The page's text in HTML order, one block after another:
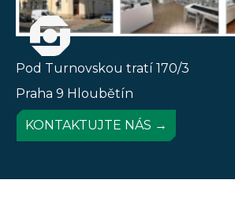
Pod Turnovskou tratí 170/3
Praha 9 Hloubětín
KONTAKTUJTE NÁS →